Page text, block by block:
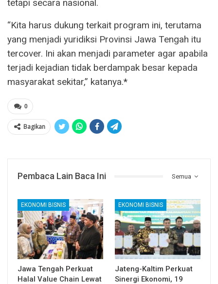
tetapi secara nasional.
“Kita harus dukung terkait program ini, terutama
yang menjadi yuridiksi Provinsi Jawa Tengah itu
tercover. Ini akan menjadi parameter agar apabila
terjadi kejadian tidak berdampak besar kepada
masyarakat sekitar,” katanya.*
0
Bagikan
Semua
Pembaca Lain Baca Ini
EKONOMI BISNIS
Jawa Tengah Perkuat
Halal Value Chain Lewat
EKONOMI BISNIS
Jateng-Kaltim Perkuat
Sinergi Ekonomi, 19